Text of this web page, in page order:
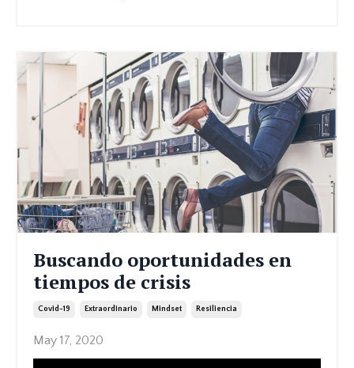
Buscando oportunidades en
tiempos de crisis
Covid-19 Extraordinario Mindset Resiliencia
May 17, 2020